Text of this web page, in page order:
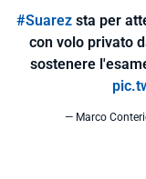
#Suarezsta per
con volo privato
sostenere
— Marco